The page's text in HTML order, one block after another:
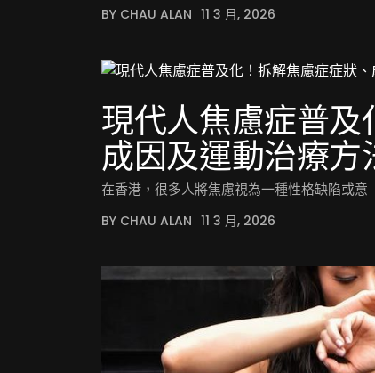
BY CHAU ALAN 11 3 月, 2026
現代人焦慮症普及
成因及運動治療方
在香港，很多人將焦慮視為一種性格缺陷或意
BY CHAU ALAN 11 3 月, 2026